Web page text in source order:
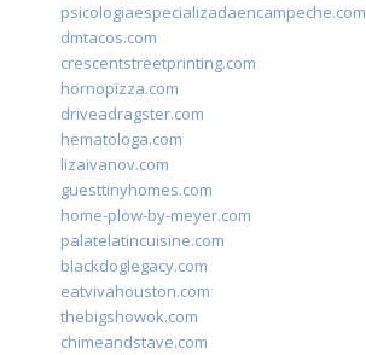
psicologiaespecializadaencampeche.com
dmtacos.com
crescentstreetprinting.com
hornopizza.com
driveadragster.com
hematologa.com
lizaivanov.com
guesttinyhomes.com
home-plow-by-meyer.com
palatelatincuisine.com
blackdoglegacy.com
eatvivahouston.com
thebigshowok.com
chimeandstave.com